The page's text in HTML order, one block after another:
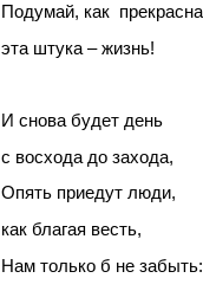
Подумай, как прекрасна
эта штука – жизнь!
И снова будет день
с восхода до захода,
Опять приедут люди,
как благая весть,
Нам только б не забыть: